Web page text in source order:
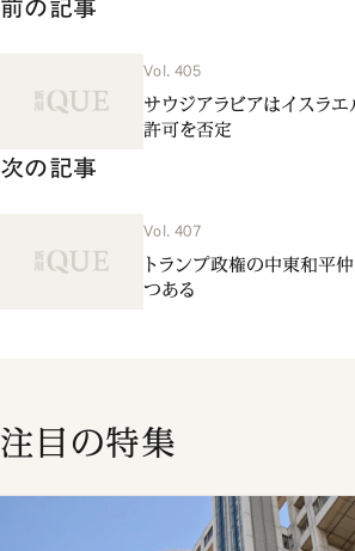
前の記事
Vol. 405
サウジアラビアはイスラ
許可を否定
次の記事
Vol. 407
トランプ政権の中東和平
つある
注目の特集